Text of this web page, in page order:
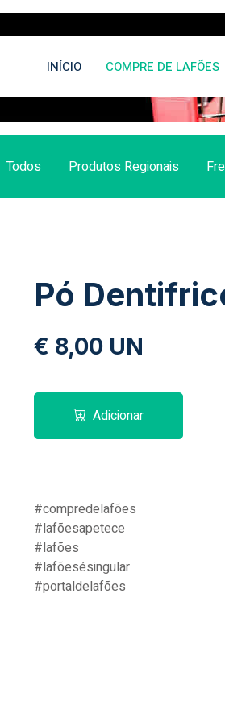
INÍCIO COMPRE DE LAFÕES
Todos Produtos Regionais
Pó
€ 8,00 UN
Adicionar
#compredelafões
#lafõesapetece
#lafões
#lafõesésingular
#portaldelafões